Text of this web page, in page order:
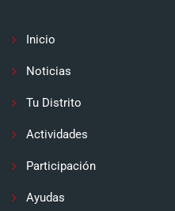
Inicio
Noticias
Tu Distrito
Actividades
Participación
Ayudas